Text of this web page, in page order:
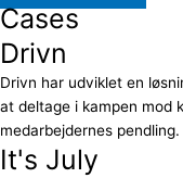
Cases
Drivn
Drivn har udviklet en
at deltage i kampen mod
medarbejdernes pendling.
It's July